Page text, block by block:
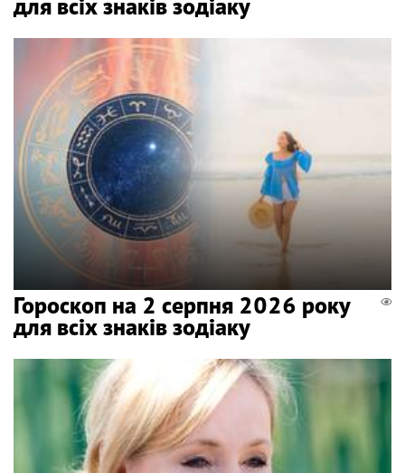
Гороскоп на 2 серпня 2026 року
для всіх знаків зодіаку